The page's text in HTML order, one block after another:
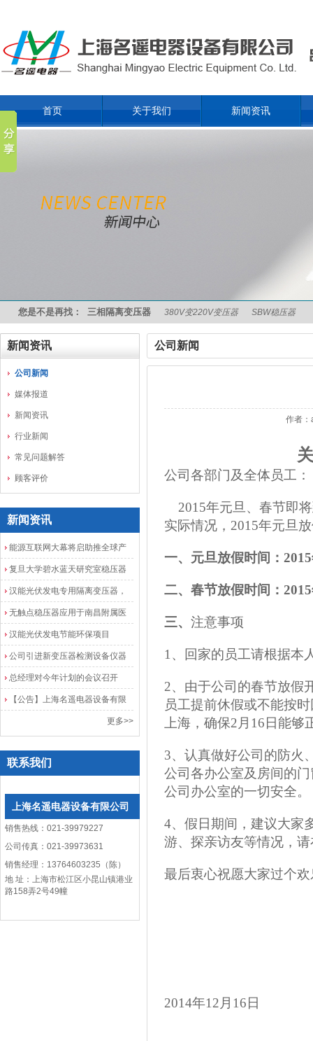
首页 关于我们 新闻资讯
您是不是再找： 三相隔离变压器 380V变220V变压器 SBW稳压器
新闻资讯
公司新闻
媒体报道
新闻资讯
行业新闻
常见问题解答
顾客评价
新闻资讯
能源互联网大幕将启助推全球产
业发展加速度
复旦大学碧水蓝天研究室稳压器
安装调试成功
汉能光伏发电专用隔离变压器，
光伏发电隔离配电柜
无触点稳压器应用于南昌附属医
院
汉能光伏发电节能环保项目
公司引进新变压器检测设备仪器
总经理对今年计划的会议召开
【公告】上海名遥电器设备有限
更多>>
联系我们
上海名遥电器设备有限公司
销售热线：021-39979227
公司传真：021-39973631
销售经理：13764603235（陈）
地 址：上海市松江区小昆山镇港业
路158弄2号49幢
公司新闻
作者
公司各部门及全体员工：
2015年元旦、春节即
实际情况，2015年元旦
一、元旦放假时间：
二、春节放假时间：
三、 注意事项
1、回家的员工请根据本
2、由于公司的春节放假
员工提前休假或不能按
上海，确保2月16日能
3、认真做好公司的防火
公司各办公室及房间的
公司办公室的一切安全。
4、假日期间，建议大家
游、探亲访友等情况，
最后衷心祝愿大家过个
2014年12月16日